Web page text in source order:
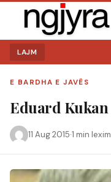
LAJM
E BARDHA E JAVËS
Eduard Kukan
11 Aug 2015·1 min lexim